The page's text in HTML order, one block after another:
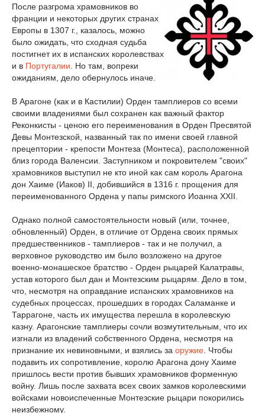
После разгрома храмовников во
франции и некоторых других странах
Европы в 1307 г., казалось, можно
было ожидать, что сходная судьба
постигнет их в испанских королевствах
и в Португалии. Но там, вопреки
ожиданиям, дело обернулось иначе.
В Арагоне (как и в Кастилии) Орден тамплиеров со всеми
своими владениями был сохранен как важный фактор
Реконкисты - ценою его переименования в Орден Пресвятой
Девы Монтезской, названный так по имени своей главной
прецептории - крепости Монтеза (Монтеса), расположенной
близ города Валенсии. Заступником и покровителем "своих"
храмовников выступил не кто иной как сам король Арагона
дон Хаиме (Иаков) II, добившийся в 1316 г. прощения для
переименованного Ордена у папы римского Иоанна XXII.
Однако полной самостоятельности новый (или, точнее,
обновленный) Орден, в отличие от Ордена своих прямых
предшественников - тамплиеров - так и не получил, а
верховное руководство им было возложено на другое
военно-монашеское братство - Орден рыцарей Калатравы,
устав которого был дан и Монтезским рыцарям. Дело в том,
что, несмотря на оправдание испанских храмовников на
судебных процессах, прошедших в городах Саламанке и
Таррагоне, часть их имущества перешла в королевскую
казну. Арагонские тамплиеры сочли возмутительным, что их
изгнали из владений собственного Ордена, несмотря на
признание их невиновными, и взялись за оружие. Чтобы
подавить их сопротивление, королю Арагона дону Хаиме
пришлось вести против бывших храмовников форменную
войну. Лишь после захвата всех своих замков королевскими
войсками новоиспеченные Монтезские рыцари покорились
неизбежному.